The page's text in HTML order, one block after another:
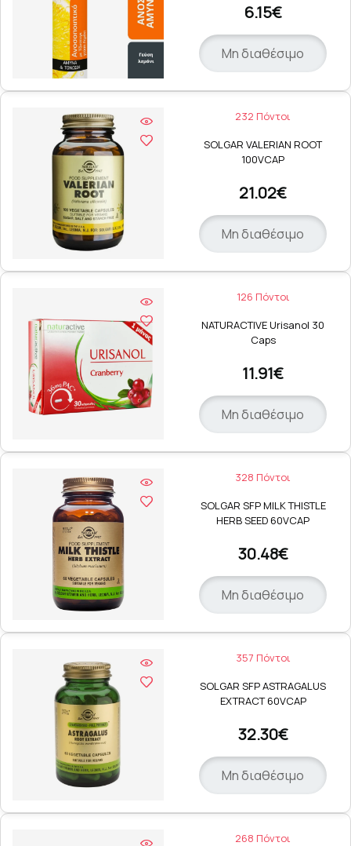
6.15€
Μη διαθέσιμο
232 Πόντοι
SOLGAR VALERIAN ROOT
100VCAP
21.02€
Μη διαθέσιμο
126 Πόντοι
NATURACTIVE Urisanol 30
Caps
11.91€
Μη διαθέσιμο
328 Πόντοι
SOLGAR SFP MILK THISTLE
HERB SEED 60VCAP
30.48€
Μη διαθέσιμο
357 Πόντοι
SOLGAR SFP ASTRAGALUS
EXTRACT 60VCAP
32.30€
Μη διαθέσιμο
268 Πόντοι